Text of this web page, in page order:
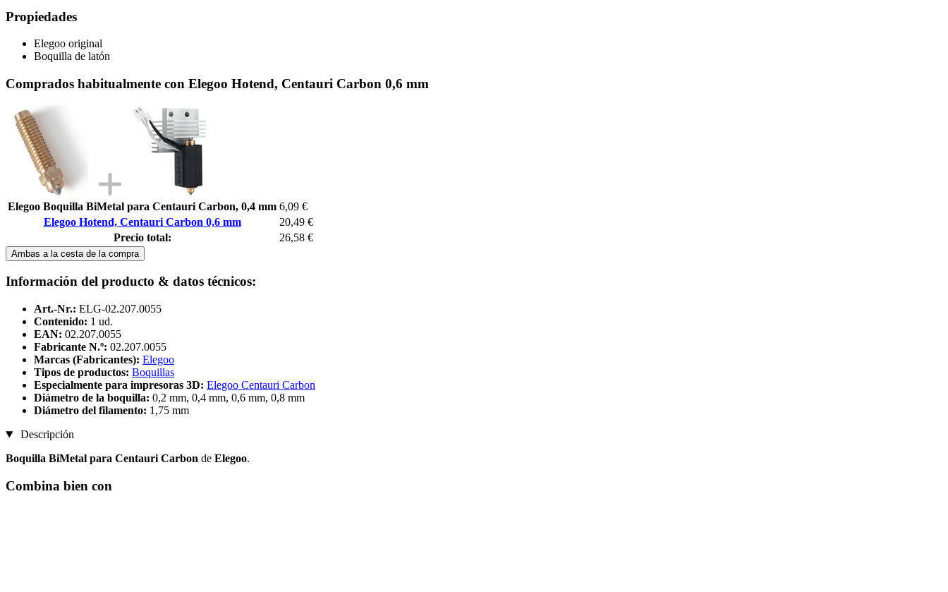
Propiedades
Elegoo original
Boquilla de latón
Comprados habitualmente con Elegoo Hotend, Centauri Carbon 0,6 mm
Elegoo Boquilla BiMetal para Centauri Carbon, 0,4 mm 6,09 €
Elegoo Hotend, Centauri Carbon 0,6 mm
20,49 €
Precio total:
26,58 €
Ambas a la cesta de la compra
Información del producto & datos técnicos:
Art.-Nr.: ELG-02.207.0055
Contenido: 1 ud.
EAN: 02.207.0055
Fabricante N.º: 02.207.0055
Marcas (Fabricantes): Elegoo
Tipos de productos: Boquillas
Especialmente para impresoras 3D: Elegoo Centauri Carbon
Diámetro de la boquilla: 0,2 mm, 0,4 mm, 0,6 mm, 0,8 mm
Diámetro del filamento: 1,75 mm
Descripción
Boquilla BiMetal para Centauri Carbon de Elegoo.
Combina bien con